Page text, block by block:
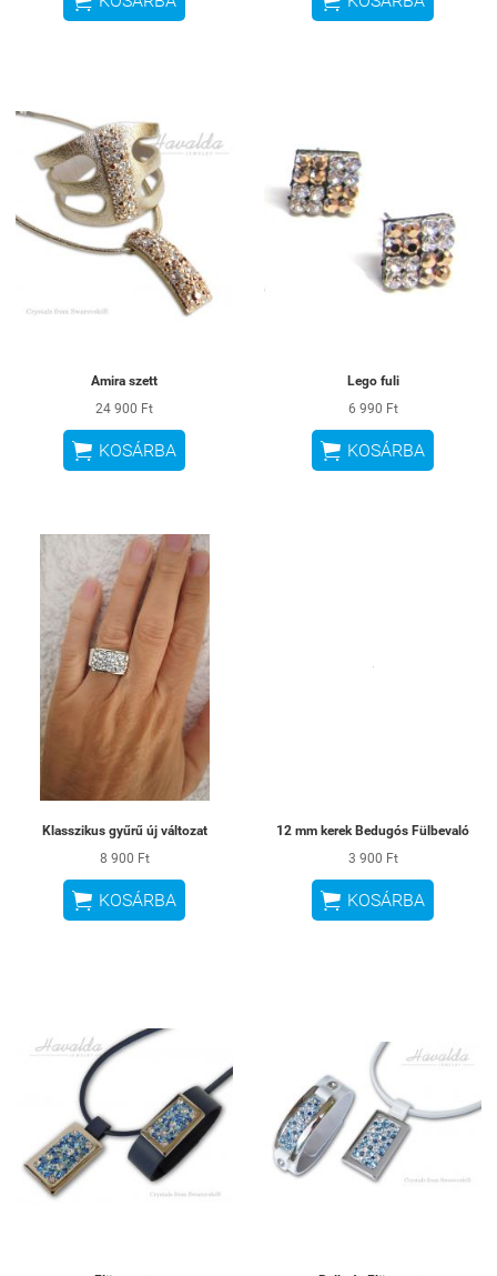
Amira szett
24 900 Ft
 KOSÁRBA
Lego fuli
6 990 Ft
 KOSÁRBA
Klasszikus gyűrű új változat
8 900 Ft
 KOSÁRBA
12 mm kerek Bedugós Fülbevaló
3 900 Ft
 KOSÁRBA